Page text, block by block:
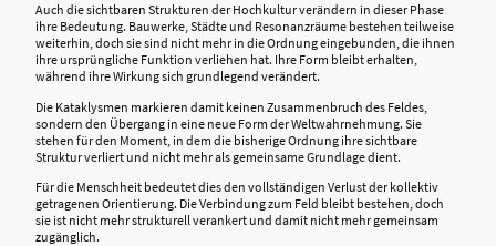
Auch die sichtbaren Strukturen der Hochkultur verändern in dieser Phase
ihre Bedeutung. Bauwerke, Städte und Resonanzräume bestehen teilweise
weiterhin, doch sie sind nicht mehr in die Ordnung eingebunden, die ihnen
ihre ursprüngliche Funktion verliehen hat. Ihre Form bleibt erhalten,
während ihre Wirkung sich grundlegend verändert.
Die Kataklysmen markieren damit keinen Zusammenbruch des Feldes,
sondern den Übergang in eine neue Form der Weltwahrnehmung. Sie
stehen für den Moment, in dem die bisherige Ordnung ihre sichtbare
Struktur verliert und nicht mehr als gemeinsame Grundlage dient.
Für die Menschheit bedeutet dies den vollständigen Verlust der kollektiv
getragenen Orientierung. Die Verbindung zum Feld bleibt bestehen, doch
sie ist nicht mehr strukturell verankert und damit nicht mehr gemeinsam
zugänglich.